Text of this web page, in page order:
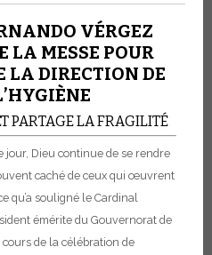
VÉRGEZ
LA MESSE POUR
LA DIRECTION DE
PARTAGE LA FRAGILITÉ
jour, Dieu continue de se rendre
caché de ceux qui œuvrent
qu’a souligné le Cardinal
émérite du Gouvernorat de
cours de la célébration de